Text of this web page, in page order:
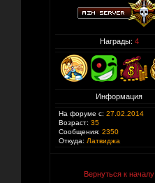
Награды: 4
Информация
На форуме с: 27.02.2014
Возраст: 35
Сообщения: 2350
Откуда: Латвиджа
Вернуться к началу